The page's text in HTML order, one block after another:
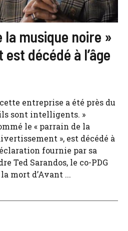
la musique noire »
décédé à l’âge
entreprise a été près du
sont intelligents. »
le « parrain de la
», est décédé à
fournie par sa
Ted Sarandos, le co-PDG
mort d’Avant ...